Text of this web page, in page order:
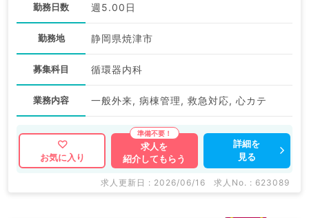
勤務日数 週5.00日
勤務地 静岡県焼津市
募集科目 循環器内科
業務内容 一般外来, 病棟管理, 救急対応, 心カテ
お気に入り
求人を
紹介してもらう
詳細を
見る
求人更新日 : 2026/06/16 求人No. : 623089